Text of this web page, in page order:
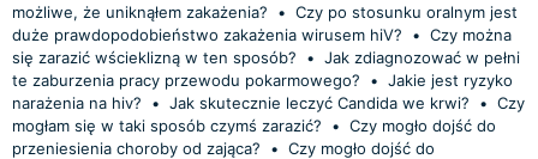
możliwe, że uniknąłem zakażenia?
• Czy po stosunku oralnym jest
duże prawdopodobieństwo zakażenia wirusem hiV?
• Czy można
się zarazić wścieklizną w ten sposób?
• Jak zdiagnozować w pełni
te zaburzenia pracy przewodu pokarmowego?
• Jakie jest ryzyko
narażenia na hiv?
• Jak skutecznie leczyć Candida we krwi? • Czy
mogłam się w taki sposób czymś zarazić?
• Czy mogło dojść do
przeniesienia choroby od zająca?
• Czy mogło dojść do